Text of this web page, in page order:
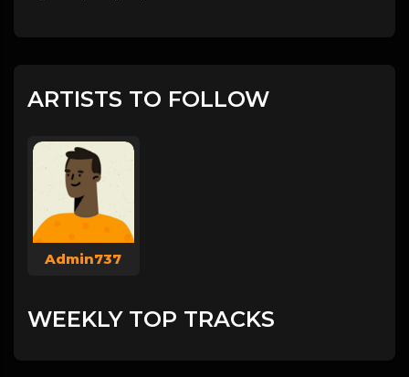
ARTISTS TO FOLLOW
Admin737
WEEKLY TOP TRACKS